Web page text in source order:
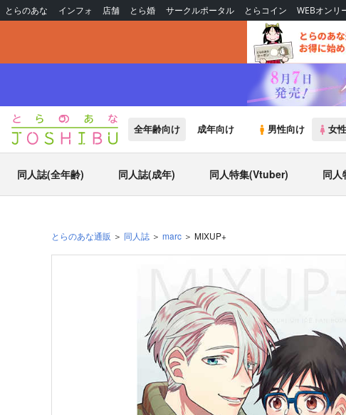
とらのあな インフォ 店舗 とら婚 サークルポータル とらコイン WEBオンリ
全年齢向け 成年向け 男性向け 女
同人誌(全年齢) 同人誌(成年) 同人特集(Vtuber) 同人
とらのあな通販 同人誌 marc MIXUP+